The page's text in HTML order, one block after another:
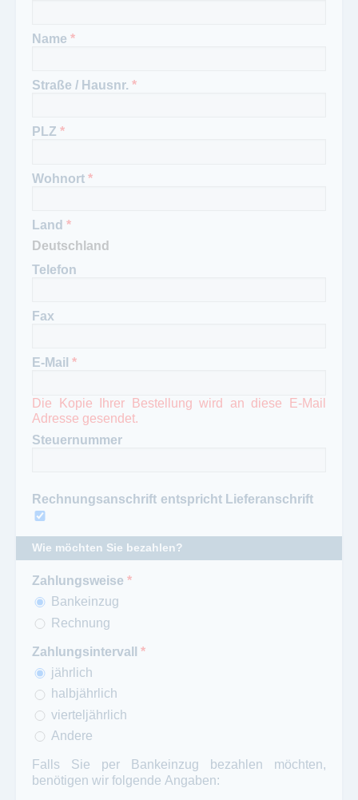
Name *
Straße / Hausnr. *
PLZ *
Wohnort *
Land *
Telefon
Fax
E-Mail *
Die Kopie Ihrer Bestellung wird an diese E-Mail
Adresse gesendet.
Steuernummer
Rechnungsanschrift entspricht Lieferanschrift
Wie möchten Sie bezahlen?
Zahlungsweise *
Bankeinzug
Rechnung
Zahlungsintervall *
jährlich
halbjährlich
vierteljährlich
Andere
Falls Sie per Bankeinzug bezahlen möchten,
benötigen wir folgende Angaben: